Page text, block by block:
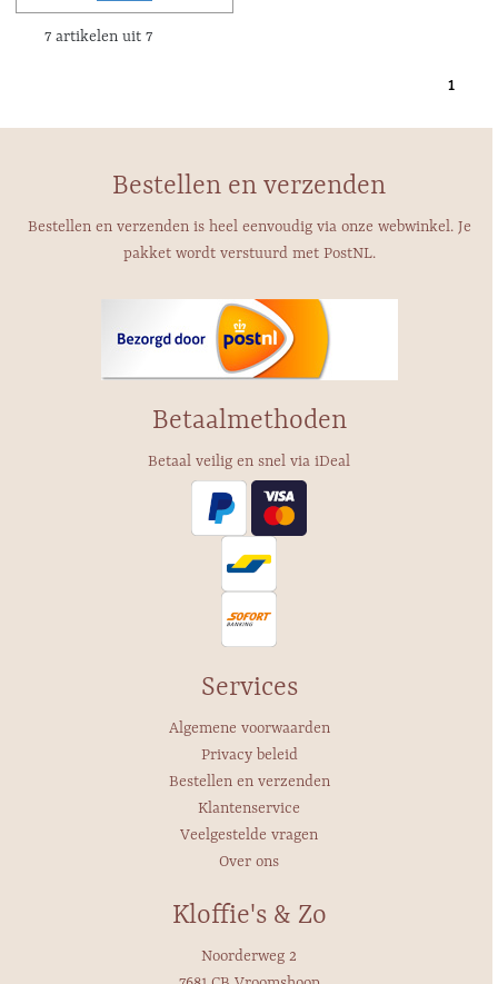
7 artikelen uit 7
1
Bestellen en verzenden
Bestellen en verzenden is heel eenvoudig via onze webwinkel. Je
pakket wordt verstuurd met PostNL.
Betaalmethoden
Betaal veilig en snel via iDeal
Services
Algemene voorwaarden
Privacy beleid
Bestellen en verzenden
Klantenservice
Veelgestelde vragen
Over ons
Kloffie's & Zo
Noorderweg 2